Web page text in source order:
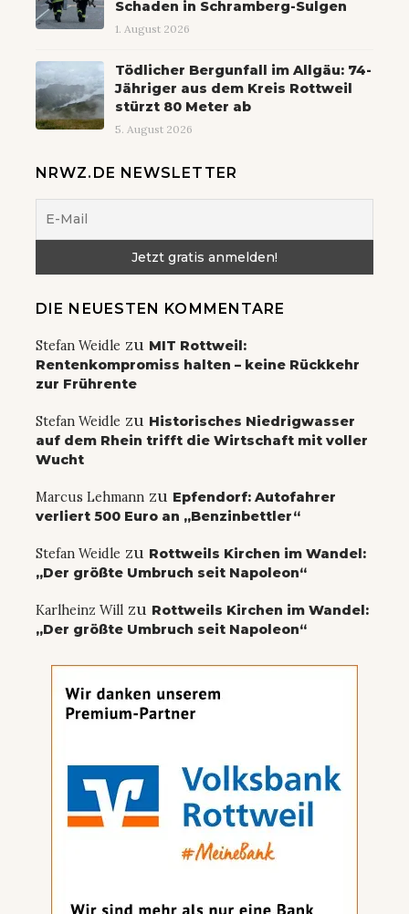
Schaden in Schramberg-Sulgen
1. August 2026
Tödlicher Bergunfall im Allgäu: 74-
Jähriger aus dem Kreis Rottweil
stürzt 80 Meter ab
5. August 2026
NRWZ.DE NEWSLETTER
DIE NEUESTEN KOMMENTARE
Stefan Weidle zu MIT Rottweil:
Rentenkompromiss halten – keine Rückkehr
zur Frührente
Stefan Weidle zu Historisches Niedrigwasser
auf dem Rhein trifft die Wirtschaft mit voller
Wucht
Marcus Lehmann zu Epfendorf: Autofahrer
verliert 500 Euro an „Benzinbettler“
Stefan Weidle zu Rottweils Kirchen im Wandel:
„Der größte Umbruch seit Napoleon“
Karlheinz Will zu Rottweils Kirchen im Wandel:
„Der größte Umbruch seit Napoleon“